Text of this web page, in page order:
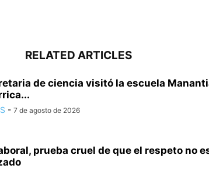
RELATED ARTICLES
de ciencia visitó la escuela
- 7 de agosto de 2026
prueba cruel de que el respeto no